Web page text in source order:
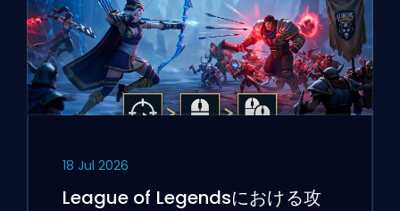
18 Jul 2026
League of Legendsにおける攻